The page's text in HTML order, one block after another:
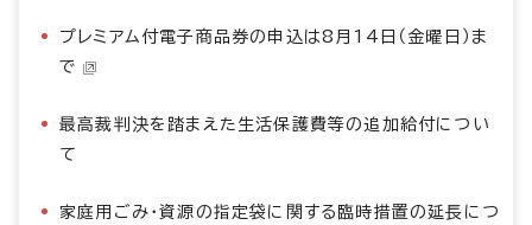
プレミアム付電子商品券の申込は8月14日（金曜日）ま
で
最高裁判決を踏まえた生活保護費等の追加給付につい
て
家庭用ごみ・資源の指定袋に関する臨時措置の延長につ